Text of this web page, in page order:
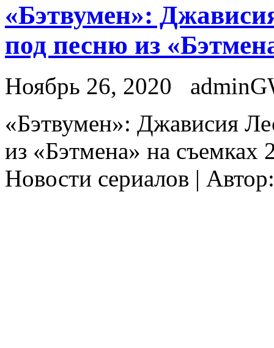
«Бэтвумен»:
под песню из
Ноябрь 26, 2020
«Бэтвумeн»: Джависия
из «Бэтмена» на съемках
Новости сериалов |